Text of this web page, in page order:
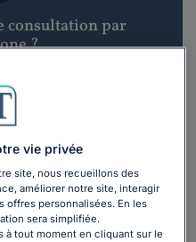
consultation par
?
33
?
vie privée
site, nous recueillons des
améliorer notre site, interagir
offres personnalisées. En les
sera simplifiée.
à tout moment en cliquant sur le